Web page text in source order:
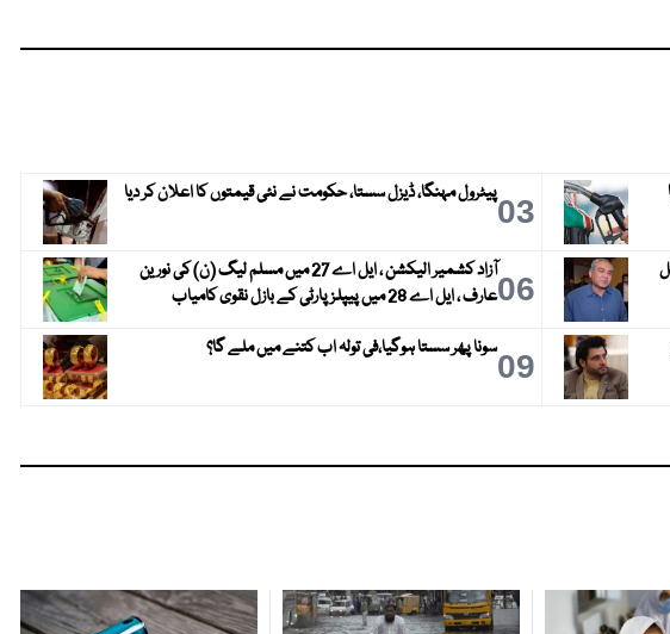
03پیٹرول مہنگا، ڈیزل سستا، حکومت نے نئی قیمتوں کا اعلان کر دیا
06
آزاد کشمیر الیکشن ، ایل اے 27 میں مسلم لیگ (ن) کی نورین
عارف ، ایل اے 28 میں پیپلز پارٹی کے بازل نقوی کامیاب
09سونا پھر سستا ہوگیا،فی تولہ اب کتنے میں ملے گا؟